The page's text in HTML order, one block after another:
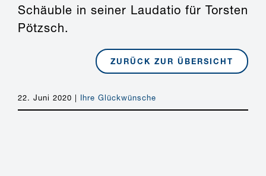
Schäuble in seiner Laudatio für Torsten
Pötzsch.
ZURÜCK ZUR ÜBERSICHT
22. Juni 2020 | Ihre Glückwünsche